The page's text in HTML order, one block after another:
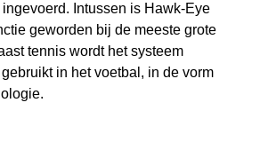
Intussen is Hawk-Eye
geworden bij de meeste grote
tennis wordt het systeem
in het voetbal, in de vorm